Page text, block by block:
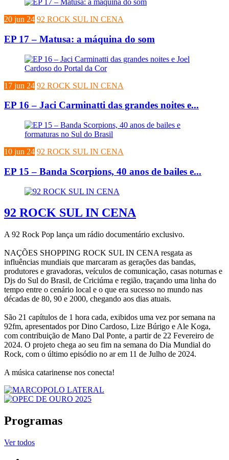
20 jun 24 92 ROCK SUL IN CENA
EP 17 – Matusa: a máquina do som
17 jun 24 92 ROCK SUL IN CENA
EP 16 – Jaci Carminatti das grandes noites e...
10 jun 24 92 ROCK SUL IN CENA
EP 15 – Banda Scorpions, 40 anos de bailes e...
92 ROCK SUL IN CENA
A 92 Rock Pop lança um rádio documentário exclusivo.
NAÇÕES SHOPPING ROCK SUL IN CENA resgata as
influências mundiais que marcaram as gerações das bandas,
produtores e gravadoras, veículos de comunicação, casas noturnas e
Djs do Sul do Brasil, de Criciúma e região, traçando uma linha do
tempo entre o cenário local e o que era sucesso no mundo nas
décadas de 80, 90 e 2000, chegando aos dias atuais.
São 21 capítulos de 1 hora cada, exibidos uma vez por semana na
92fm, apresentados por Dino Cardoso, Lize Búrigo e Ale Koga,
com contribuição de Mano Dal Ponte, a partir de 22 Fevereiro de
2024. O projeto chega ao seu fim na semana do Dia Mundial do
Rock, com o último episódio no ar em 11 de Julho de 2024.
A música catarinense nos conecta!
Programas
Ver todos